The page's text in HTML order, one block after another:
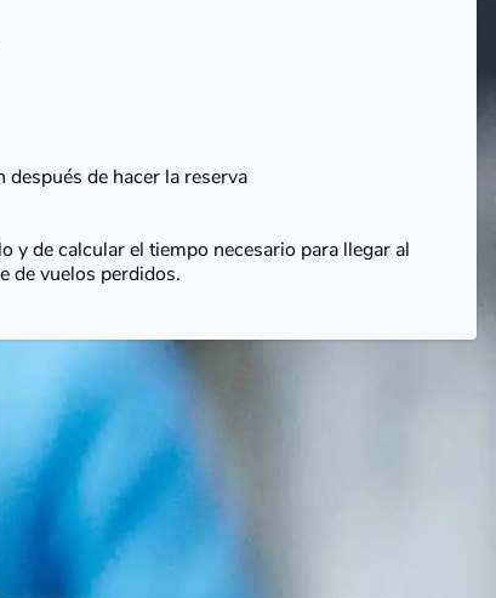
de hacer la reserva
y de calcular el tiempo necesario para llegar al
de vuelos perdidos.